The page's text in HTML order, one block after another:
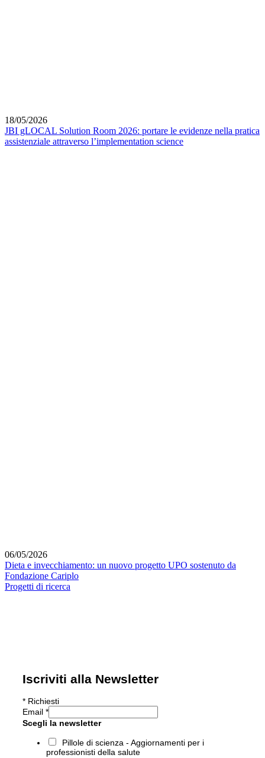
18/05/2026
JBI gLOCAL Solution Room 2026: portare le evidenze nella pratica
assistenziale attraverso l’implementation science
06/05/2026
Dieta e invecchiamento: un nuovo progetto UPO sostenuto da
Fondazione Cariplo
Progetti di ricerca
Iscriviti alla Newsletter
* Richiesti
Email *
Scegli la newsletter
Pillole di scienza - Aggiornamenti per i
professionisti della salute